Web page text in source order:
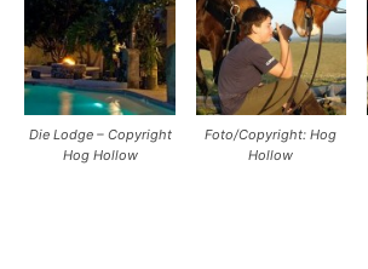
Die Lodge – Copyright
Hog Hollow
Foto/Copyright: Hog
Hollow